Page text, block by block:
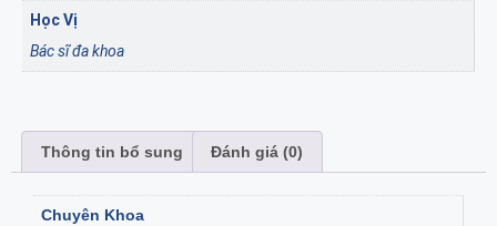
Học Vị
Bác sĩ đa khoa
Thông tin bổ sung Đánh giá (0)
Chuyên Khoa